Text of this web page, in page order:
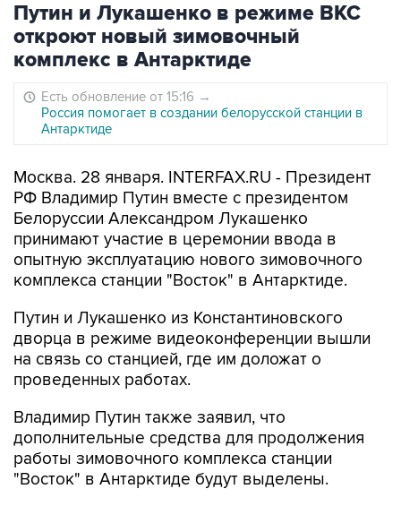
Путин и Лукашенко в режиме ВКС
откроют новый зимовочный
комплекс в Антарктиде
Есть обновление от 15:16 →
Россия помогает в создании белорусской станции в
Антарктиде
Москва. 28 января. INTERFAX.RU - Президент
РФ Владимир Путин вместе с президентом
Белоруссии Александром Лукашенко
принимают участие в церемонии ввода в
опытную эксплуатацию нового зимовочного
комплекса станции "Восток" в Антарктиде.
Путин и Лукашенко из Константиновского
дворца в режиме видеоконференции вышли
на связь со станцией, где им доложат о
проведенных работах.
Владимир Путин также заявил, что
дополнительные средства для продолжения
работы зимовочного комплекса станции
"Восток" в Антарктиде будут выделены.